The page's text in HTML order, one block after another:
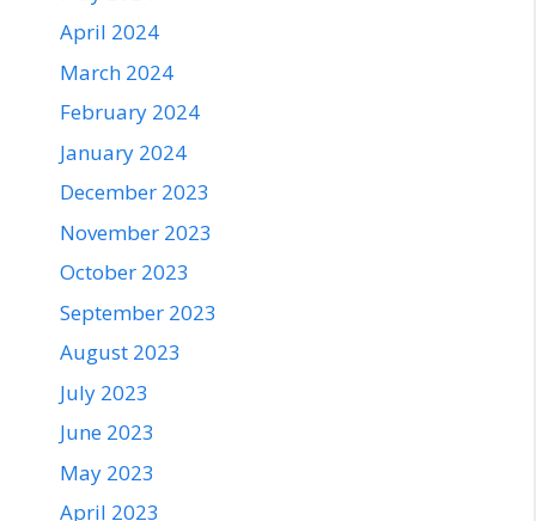
April 2024
March 2024
February 2024
January 2024
December 2023
November 2023
October 2023
September 2023
August 2023
July 2023
June 2023
May 2023
April 2023